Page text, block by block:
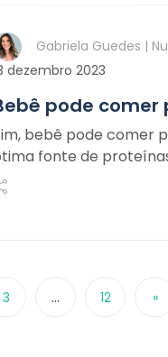
Gabriela Guedes |
dezembro 2023
pode comer
bebê pode comer
fonte de
3 … 12 »